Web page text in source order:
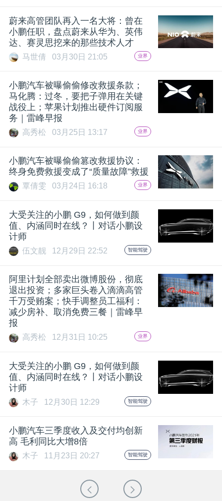
蔚来高管团队再入一名大将：曾在
小鹏任职，盘点蔚来从华为、英伟
达、赛灵思挖来的那些技术人才
马世倩 03月30日 21:05 业界
小鹏汽车被曝偷偷修改救援条款；
马化腾：过冬，要把子弹用在关键
战役上；苹果计划推出硬件订阅服
务｜雷峰早报
高秀松 03月25日 13:17 业界
小鹏汽车被曝偷偷篡改救援协议：
终身免费救援变成了“质量故障”救援
覃倩雯 03月24日 16:18 业界
大受关注的小鹏 G9，如何做到颜
值、内涵同时在线？丨对话小鹏设
计师
伍文靓 12月29日 22:52 智能驾驶
阿里计划全部卖出微博股份，彻底
退出投资；多家巨头卷入滴滴高管
千万受贿案；快手调整员工福利：
减少房补、取消免费三餐｜雷峰早
报
高秀松 12月31日 10:25 业界
大受关注的小鹏 G9，如何做到颜
值、内涵同时在线？丨对话小鹏设
计师
木子 12月30日 12:29 智能驾驶
小鹏汽车三季度收入及交付均创新
高 毛利同比大增8倍
木子 11月23日 20:27 智能驾驶